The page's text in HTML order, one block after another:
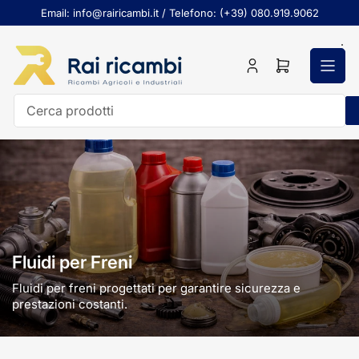
al
contenuto
Email: info@rairicambi.it / Telefono: (+39) 080.919.9062
prodotti
AccediApri
Fluidi per Freni
Fluidi per freni progettati per garantire sicurezza e
prestazioni costanti.